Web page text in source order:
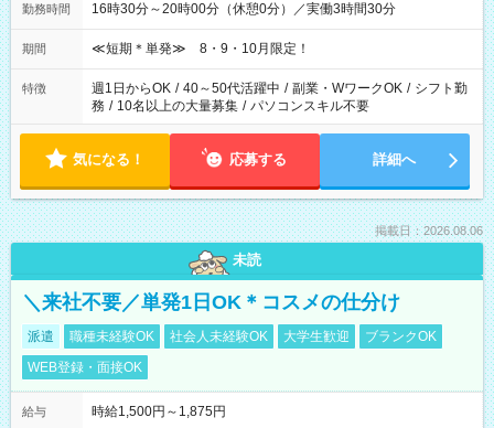
勤務時間 16時30分～20時00分（休憩0分）／実働3時間30分
期間 ≪短期＊単発≫ 8・9・10月限定！
特徴 週1日からOK / 40～50代活躍中 / 副業・WワークOK / シフト勤
務 / 10名以上の大量募集 / パソコンスキル不要
気になる！ 応募する 詳細へ
掲載日：2026.08.06
未読
＼来社不要／単発1日OK＊コスメの仕分け
派遣 職種未経験OK 社会人未経験OK 大学生歓迎
ブランクOK
WEB登録・面接OK
給与 時給1,500円～1,875円